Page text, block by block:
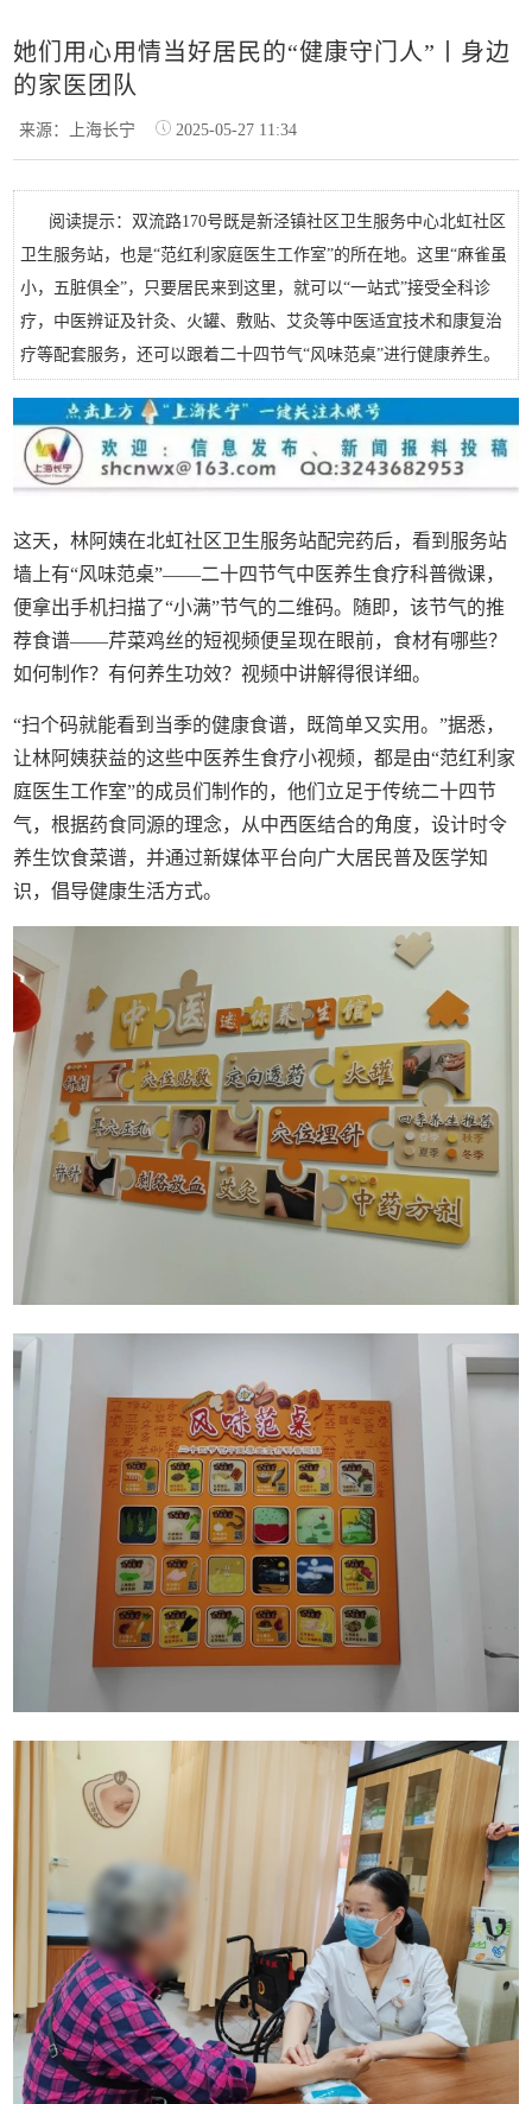
她们用心用情当好居民的“健康守门人”丨身边
的家医团队
来源：上海长宁 2025-05-27 11:34
阅读提示：双流路170号既是新泾镇社区卫生服务中心北虹社区
卫生服务站，也是“范红利家庭医生工作室”的所在地。这里“麻雀虽
小，五脏俱全”，只要居民来到这里，就可以“一站式”接受全科诊
疗，中医辨证及针灸、火罐、敷贴、艾灸等中医适宜技术和康复治
疗等配套服务，还可以跟着二十四节气“风味范桌”进行健康养生。
这天，林阿姨在北虹社区卫生服务站配完药后，看到服务站
墙上有“风味范桌”——二十四节气中医养生食疗科普微课，
便拿出手机扫描了“小满”节气的二维码。随即，该节气的推
荐食谱——芹菜鸡丝的短视频便呈现在眼前，食材有哪些？
如何制作？有何养生功效？视频中讲解得很详细。
“扫个码就能看到当季的健康食谱，既简单又实用。”据悉，
让林阿姨获益的这些中医养生食疗小视频，都是由“范红利家
庭医生工作室”的成员们制作的，他们立足于传统二十四节
气，根据药食同源的理念，从中西医结合的角度，设计时令
养生饮食菜谱，并通过新媒体平台向广大居民普及医学知
识，倡导健康生活方式。